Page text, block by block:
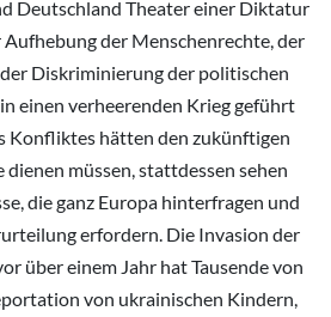
Deutschland Theater einer Diktatur
Aufhebung der Menschenrechte, der
Diskriminierung der politischen
einen verheerenden Krieg geführt
Konfliktes hätten den zukünftigen
müssen, stattdessen sehen
die ganz Europa hinterfragen und
erfordern. Die Invasion der
über einem Jahr hat Tausende von
von ukrainischen Kindern,